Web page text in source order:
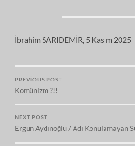
İbrahim SARIDEMİR, 5 Kasım 2025
PREVIOUS POST
Komünizm ?!!
NEXT POST
Ergun Aydınoğlu / Adı Konulamayan